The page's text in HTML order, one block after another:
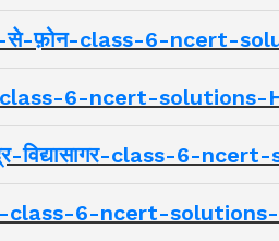
से-फ़ोन-class-6-ncert-
class-6-ncert-solutions-
विद्यासागर-class-6-
class-6-ncert-